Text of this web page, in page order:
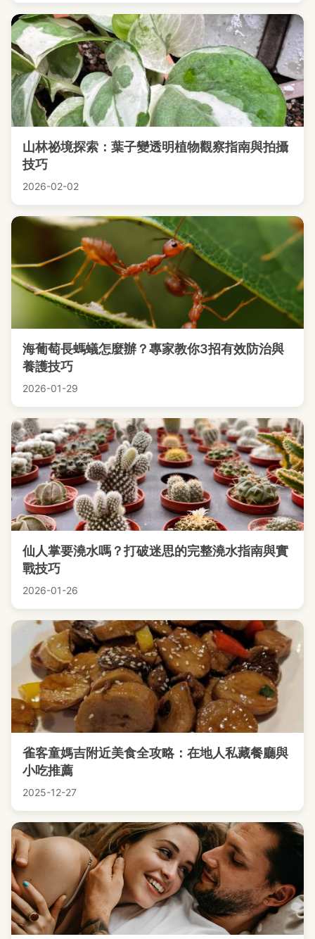
山林祕境探索：葉子變透明植物觀察指南與拍攝
技巧
2026-02-02
海葡萄長螞蟻怎麼辦？專家教你3招有效防治與
養護技巧
2026-01-29
仙人掌要澆水嗎？打破迷思的完整澆水指南與實
戰技巧
2026-01-26
雀客童媽吉附近美食全攻略：在地人私藏餐廳與
小吃推薦
2025-12-27